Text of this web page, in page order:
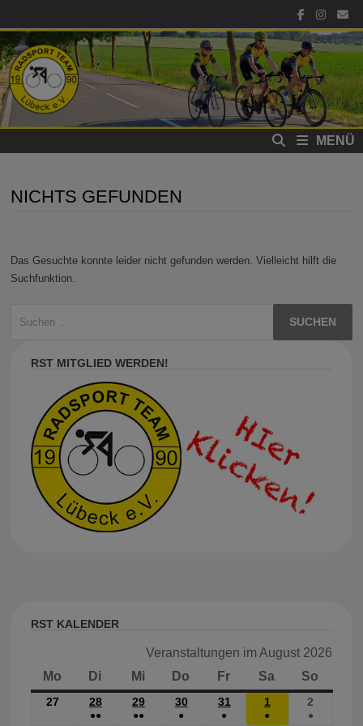
springen
MENÜ
NICHTS GEFUNDEN
Das Gesuchte konnte leider nicht gefunden werden. Vielleicht hilft die
Suchfunktion.
nach:
RST MITGLIED WERDEN!
RST KALENDER
Veranstaltungen im August 2026
Mo Montag
Di Dienstag
Mi Mittwoch
Do Donnerstag
Fr Freitag
Sa Samstag
So
27 2828.
●●
2929.
●●
3030.
●
31
●
1
●
2
●